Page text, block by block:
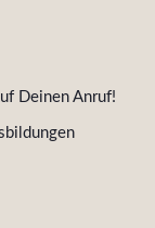
Deinen Anruf!